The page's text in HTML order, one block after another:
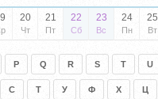
20
Чт
21
Пт
22
Сб
23
Вс
24
Пн
25
Вт
P Q R S T U
С Т У Ф Х Ц